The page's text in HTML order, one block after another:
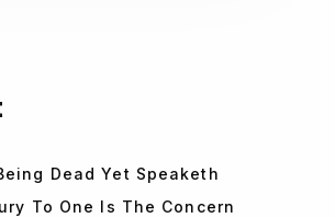
Dead Yet Speaketh
To One Is The Concern